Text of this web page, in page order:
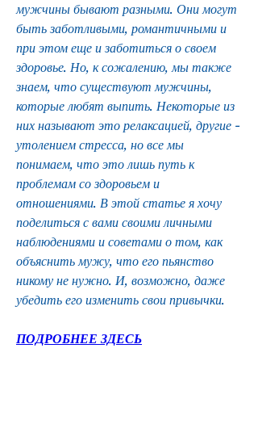
мужчины бывают разными. Они могут
быть заботливыми, романтичными и
при этом еще и заботиться о своем
здоровье. Но, к сожалению, мы также
знаем, что существуют мужчины,
которые любят выпить. Некоторые из
них называют это релаксацией, другие -
утолением стресса, но все мы
понимаем, что это лишь путь к
проблемам со здоровьем и
отношениями. В этой статье я хочу
поделиться с вами своими личными
наблюдениями и советами о том, как
объяснить мужу, что его пьянство
никому не нужно. И, возможно, даже
убедить его изменить свои привычки.
ПОДРОБНЕЕ ЗДЕСЬ